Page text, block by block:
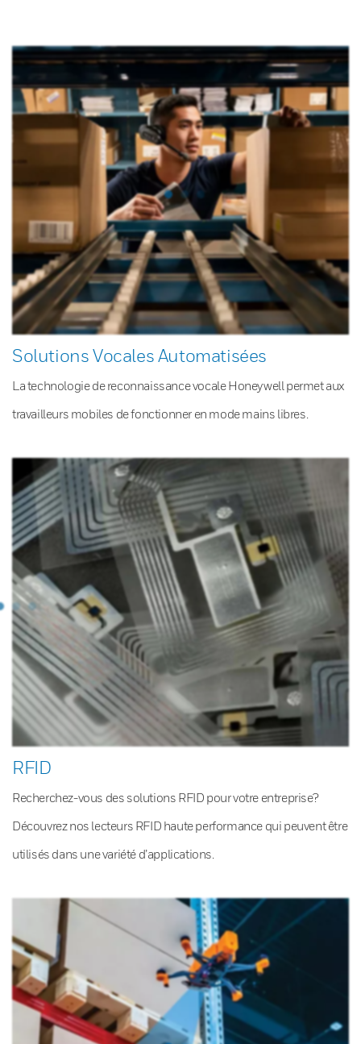
Solutions Vocales Automatisées
La technologie de reconnaissance vocale Honeywell permet aux
travailleurs mobiles de fonctionner en mode mains libres.
RFID
Recherchez-vous des solutions RFID pour votre entreprise?
Découvrez nos lecteurs RFID haute performance qui peuvent être
utilisés dans une variété d’applications.